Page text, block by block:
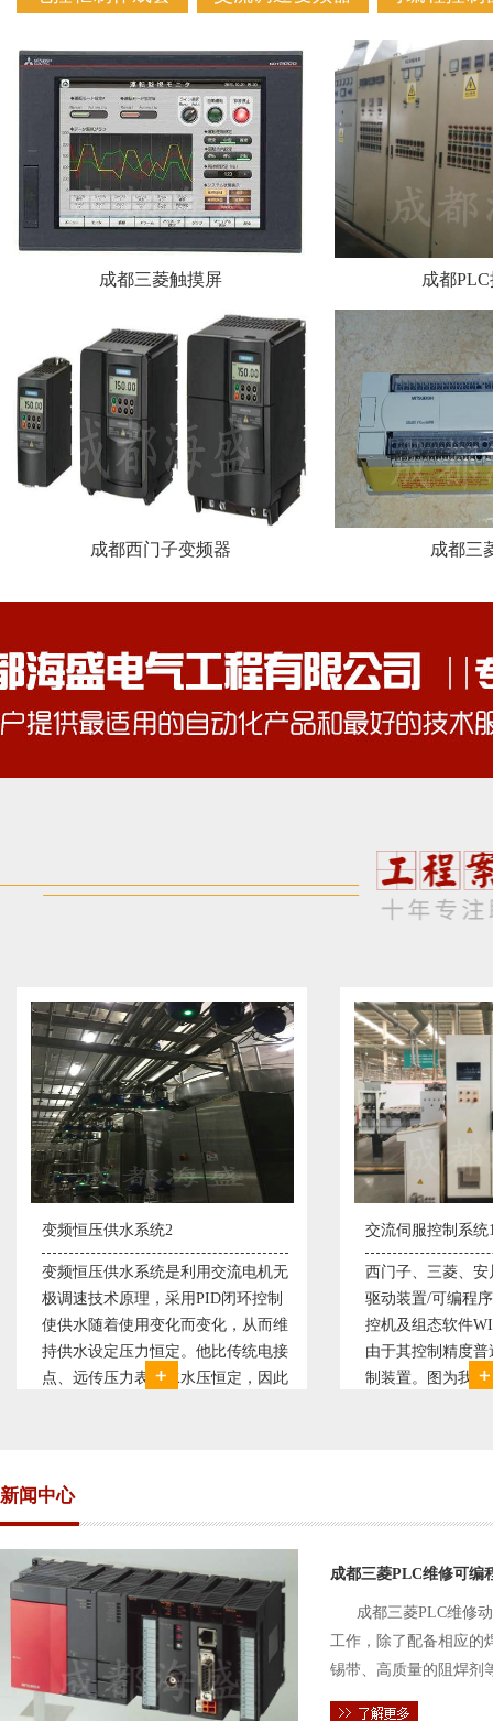
成都三菱触摸屏 成都
成都西门子变频器 成都三
交流伺服控制系统1
西门子、三菱、安川、松下交流伺服
驱动装置/可编程序控制器S7-300/工
控机及组态软件WINCC。机床行业
由于其控制精度普遍使用交流伺服控
制装置。图为我公司设计生产的机床
交流伺服控制系
西门子、三菱、
驱动装置/可编程
控机及组态软件
由于其控制精度
制装置。图为我
新闻中心
成都三菱PLC维修可编
成都三菱PLC维修
工作，除了配备相应的
锡带、高质量的阻焊剂
件的电路及通信电缆。